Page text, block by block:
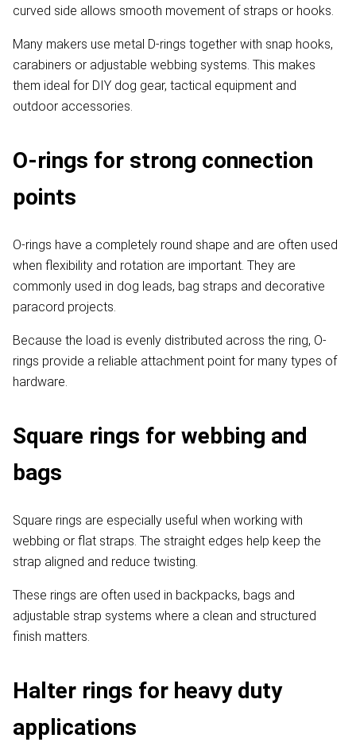
curved side allows smooth movement of straps or hooks.
Many makers use metal D-rings together with snap hooks,
carabiners or adjustable webbing systems. This makes
them ideal for DIY dog gear, tactical equipment and
outdoor accessories.
O-rings for strong connection
points
O-rings have a completely round shape and are often used
when flexibility and rotation are important. They are
commonly used in dog leads, bag straps and decorative
paracord projects.
Because the load is evenly distributed across the ring, O-
rings provide a reliable attachment point for many types of
hardware.
Square rings for webbing and
bags
Square rings are especially useful when working with
webbing or flat straps. The straight edges help keep the
strap aligned and reduce twisting.
These rings are often used in backpacks, bags and
adjustable strap systems where a clean and structured
finish matters.
Halter rings for heavy duty
applications